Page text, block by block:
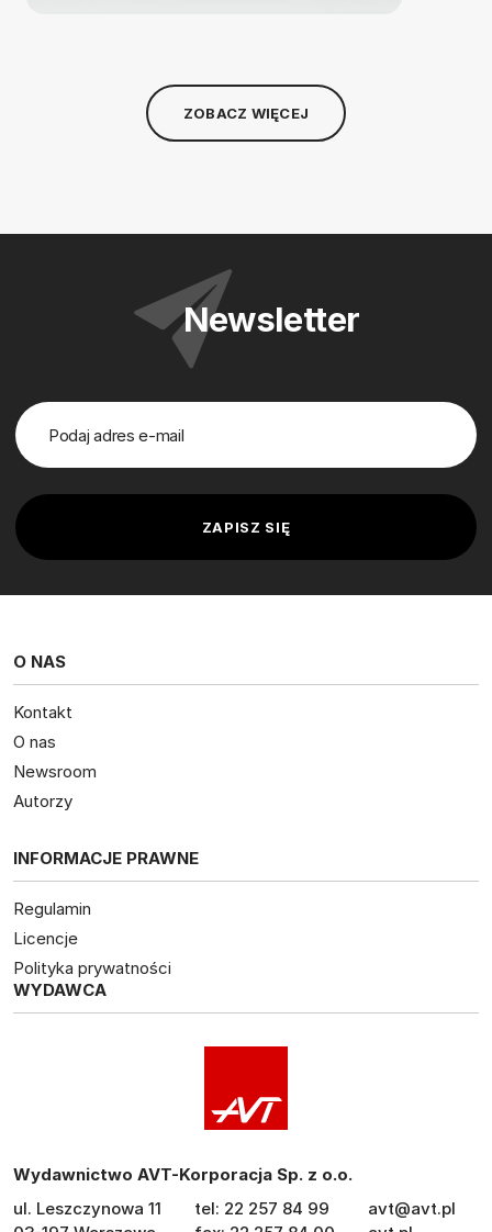
ZOBACZ WIĘCEJ
Newsletter
O NAS
Kontakt
O nas
Newsroom
Autorzy
INFORMACJE PRAWNE
Regulamin
Licencje
Polityka prywatności
WYDAWCA
Wydawnictwo AVT-Korporacja Sp. z o.o.
ul. Leszczynowa 11
tel: 22 257 84 99
avt@avt.pl